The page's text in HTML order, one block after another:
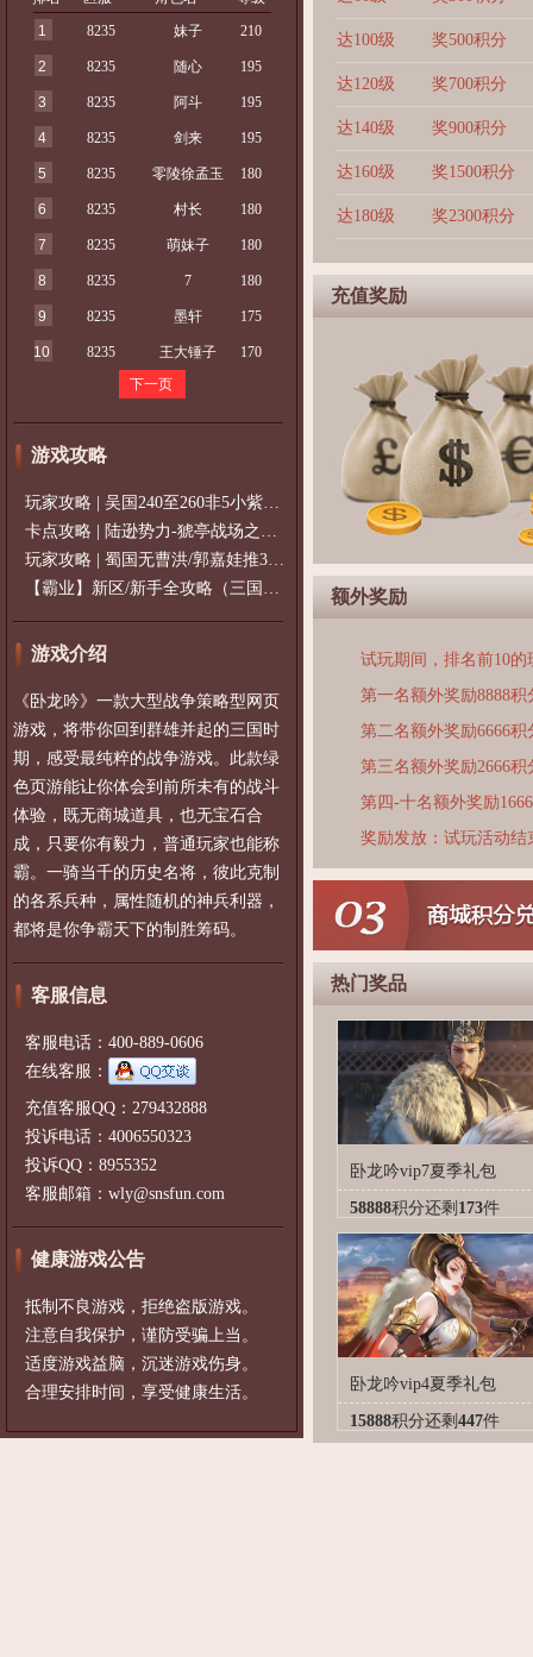
1
8235 妹子 210
2 8235 随心 195
3 8235 阿斗 195
4 8235 剑来 195
5 8235 零陵徐孟玉 180
6 8235 村长 180
7 8235 萌妹子 180
8 8235 7 180
9 8235 墨轩 175
10 8235 王大锤子
170
下一页
游戏攻略
玩家攻略 | 吴国240至260非5小紫过策免
卡点攻略 | 陆逊势力-猇亭战场之陆逊
玩家攻略 | 蜀国无曹洪/郭嘉娃推375级，
【霸业】新区/新手全攻略（三国通用）2
游戏介绍
《卧龙吟》一款大型战争策略型网页
游戏，将带你回到群雄并起的三国时
期，感受最纯粹的战争游戏。此款绿
色页游能让你体会到前所未有的战斗
体验，既无商城道具，也无宝石合
成，只要你有毅力，普通玩家也能称
霸。一骑当千的历史名将，彼此克制
的各系兵种，属性随机的神兵利器，
都将是你争霸天下的制胜筹码。
客服信息
客服电话：400-889-0606
在线客服：
充值客服QQ：279432888
投诉电话：4006550323
投诉QQ：8955352
客服邮箱：wly@snsfun.com
健康游戏公告
抵制不良游戏，拒绝盗版游戏。
注意自我保护，谨防受骗上当。
适度游戏益脑，沉迷游戏伤身。
合理安排时间，享受健康生活。
达100级 奖500积分
达120级 奖700积分
达140级 奖900积分
达160级 奖1500积分
达180级 奖2300积分
充值奖励
额外奖励
试玩期间，排名前10
第一名额外奖励8888积
第二名额外奖励6666积
第三名额外奖励2666积
第四-十名额外奖励
奖励发放：试玩活动
热门奖品
卧龙吟vip7夏季礼包
58888积分还剩 173件
卧龙吟vip4夏季礼包
15888积分还剩 447件